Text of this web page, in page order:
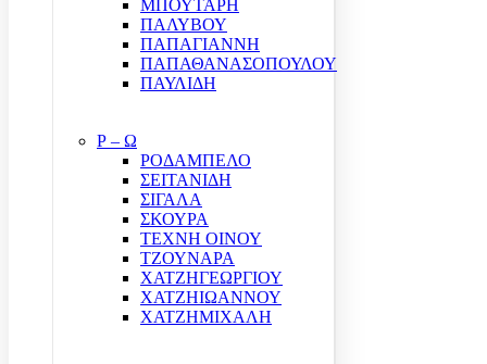
ΜΠΟΥΤΑΡΗ
ΠΑΛΥΒΟΥ
ΠΑΠΑΓΙΑΝΝΗ
ΠΑΠΑΘΑΝΑΣΟΠΟΥΛΟΥ
ΠΑΥΛΙΔΗ
Ρ – Ω
ΡΟΔΑΜΠΕΛΟ
ΣΕΙΤΑΝΙΔΗ
ΣΙΓΑΛΑ
ΣΚΟΥΡΑ
ΤΕΧΝΗ ΟΙΝΟΥ
ΤΖΟΥΝΑΡΑ
ΧΑΤΖΗΓΕΩΡΓΙΟΥ
ΧΑΤΖΗΙΩΑΝΝΟΥ
ΧΑΤΖΗΜΙΧΑΛΗ